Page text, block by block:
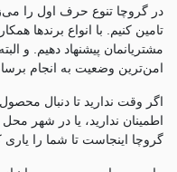
در گروچا تنوع حرف اول را
تامین کنیم. با انواع برندها
مشتریانمان پیشنهاد دهیم. و
امن‌ترین وضعیت به انجام
اگر وقت ندارید تا دنبال
اطمینان ندارید، یا در شهر
گروچا اینجاست تا شما را یاری